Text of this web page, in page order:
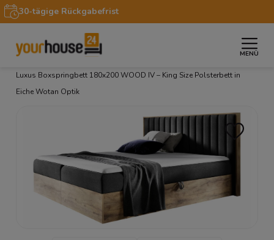
30-tägige Rückgabefrist
MENÜ
Startseite » Möbel »
Luxus Boxspringbett 180x200 WOOD IV – King Size Polsterbett in
Eiche Wotan Optik